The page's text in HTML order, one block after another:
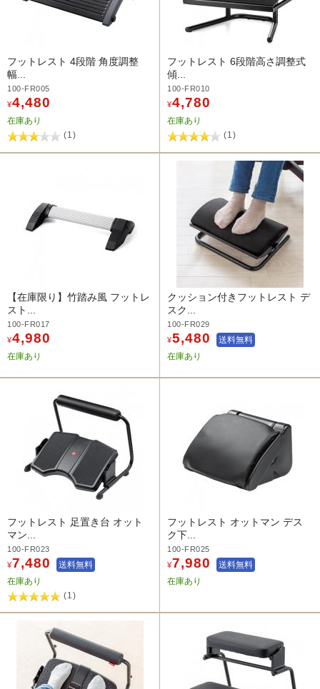
フットレスト 4段階 角度調整
幅...
100-FR005
¥4,480
在庫あり
(1)
フットレスト 6段階高さ調整式
傾...
100-FR010
¥4,780
在庫あり
(1)
【在庫限り】竹踏み風 フットレ
スト...
100-FR017
¥4,980
在庫あり
クッション付きフットレスト デ
スク...
100-FR029
¥5,480
送料無料
在庫あり
フットレスト 足置き台 オット
マン...
100-FR023
¥7,480
送料無料
在庫あり
(1)
フットレスト オットマン デス
ク下...
100-FR025
¥7,980
送料無料
在庫あり